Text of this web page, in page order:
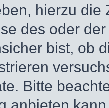
hierzu die
des oder
bist, ob
Bitte